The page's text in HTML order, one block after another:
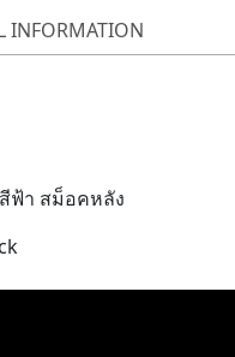
INFORMATION
ฟ้า สม็อคหลัง